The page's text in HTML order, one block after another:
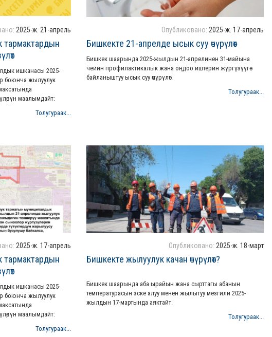
2025-ж. 21-апрель
тармактардын
ишканасы 2025-
боюнча жылуулук
маалымдайт:
Толугураак...
Опубликовано: 2025-ж. 17-апрель
Бишкекте 21-апрелде ысык суу өчүрүлөт
Бишкек шаарында 2025-жылдын 21-апрелинен 31-майына
чейин профилактикалык жана оңдоо иштерин жүргүзүүгө
байланыштуу ысык суу өчүрүлөт.
Толугураак...
2025-ж. 17-апрель
тармактардын
ишканасы 2025-
боюнча жылуулук
маалымдайт:
Толугураак...
Опубликовано: 2025-ж. 18-март
Бишкекте жылуулук качан өчүрүлөт?
Бишкек шаарында аба ырайын жана сырттагы абанын
температурасын эске алуу менен жылытуу мезгили 2025-
жылдын 17-мартында аяктайт.
Толугураак...